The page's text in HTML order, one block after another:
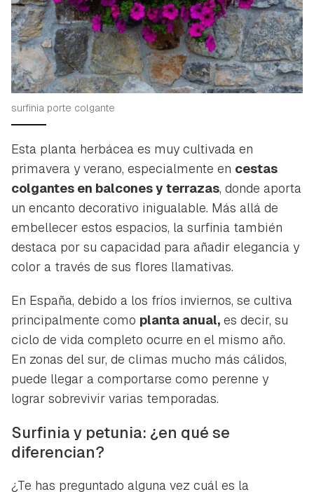
surfinia porte colgante
Esta planta herbácea es muy cultivada en
primavera y verano, especialmente en cestas
colgantes en balcones y terrazas, donde aporta
un encanto decorativo inigualable. Más allá de
embellecer estos espacios, la surfinia también
destaca por su capacidad para añadir elegancia y
color a través de sus flores llamativas.
En España, debido a los fríos inviernos, se cultiva
principalmente como planta anual, es decir, su
ciclo de vida completo ocurre en el mismo año.
En zonas del sur, de climas mucho más cálidos,
puede llegar a comportarse como perenne y
lograr sobrevivir varias temporadas.
Surfinia y petunia: ¿en qué se
diferencian?
¿Te has preguntado alguna vez cuál es la